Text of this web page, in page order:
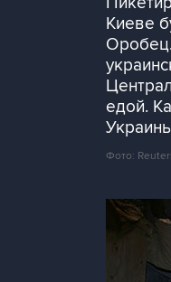
Киеве
едой.
Фото: